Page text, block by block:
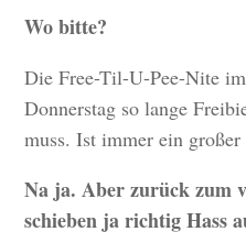
Wo bitte?
Die Free-Til-U-Pee-Nite
Donnerstag so lange
muss. Ist immer ein großer
Na ja. Aber zurück zum
schieben ja richtig Hass